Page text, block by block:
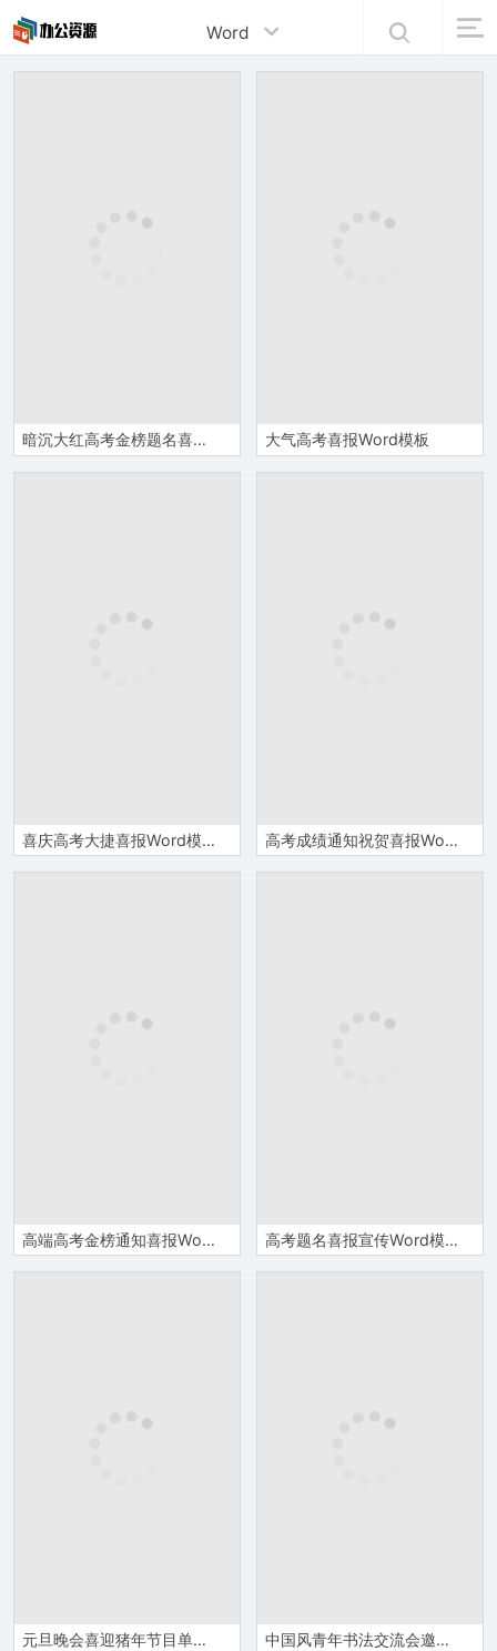
Word
暗沉大红高考金榜题名喜报Word模板 大气高考喜报Word模板
喜庆高考大捷喜报Word模板 高考成绩通知祝贺喜报Word模板
高端高考金榜通知喜报Word模板 高考题名喜报宣传Word模板
元旦晚会喜迎猪年节目单Word模板 中国风青年书法交流会邀请函Word模板